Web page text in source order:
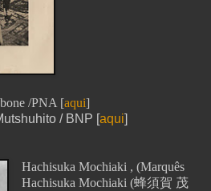
/PNA [aqui]
/ BNP [aqui]
Hachisuka Mochiaki , (Marquês
Hachisuka Mochiaki (蜂須賀 茂